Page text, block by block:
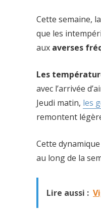
Cette semaine,
que les
aux averses
Les
avec l’arrivée
Jeudi matin, les
remontent
Cette
au long de la
Lire aussi :